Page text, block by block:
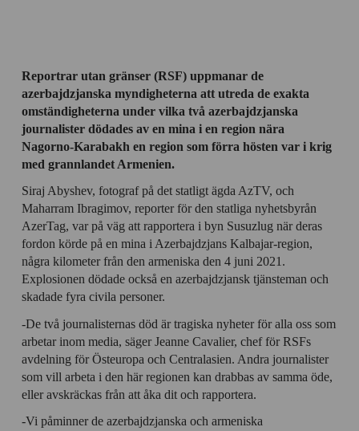
Reportrar utan gränser (RSF) uppmanar de
azerbajdzjanska myndigheterna att utreda de exakta
omständigheterna under vilka två azerbajdzjanska
journalister dödades av en mina i en region nära
Nagorno-Karabakh en region som förra hösten var i krig
med grannlandet Armenien.
Siraj Abyshev, fotograf på det statligt ägda AzTV, och
Maharram Ibragimov, reporter för den statliga nyhetsbyrån
AzerTag, var på väg att rapportera i byn Susuzlug när deras
fordon körde på en mina i Azerbajdzjans Kalbajar-region,
några kilometer från den armeniska den 4 juni 2021.
Explosionen dödade också en azerbajdzjansk tjänsteman och
skadade fyra civila personer.
-De två journalisternas död är tragiska nyheter för alla oss som
arbetar inom media, säger Jeanne Cavalier, chef för RSFs
avdelning för Östeuropa och Centralasien. Andra journalister
som vill arbeta i den här regionen kan drabbas av samma öde,
eller avskräckas från att åka dit och rapportera.
-Vi påminner de azerbajdzjanska och armeniska